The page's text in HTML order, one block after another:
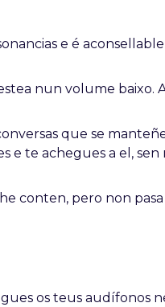
e é
nun volume baixo.
que se
te achegues a el, sen
conten, pero non pasa
os teus audífonos